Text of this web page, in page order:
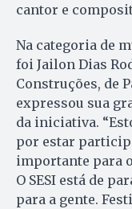
cantor e
Na categoria de
foi Jailon Dias
Construções, de
expressou sua
da iniciativa.
por estar
importante para
O SESI está de
para a gente.